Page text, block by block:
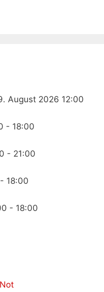
August 2026 12:00
- 18:00
- 21:00
18:00
- 18:00